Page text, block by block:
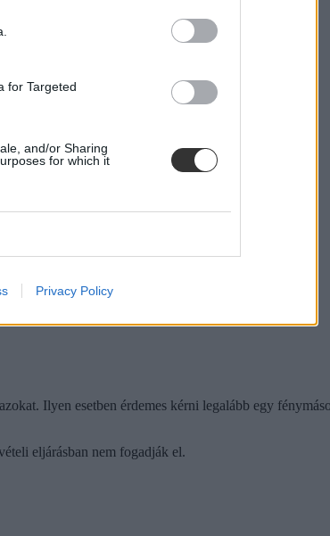
for Targeted
and/or Sharing
for which it
Privacy Policy
egyik feltétele.
Ilyen esetben érdemes kérni legalább egy
eljárásban nem fogadják el.